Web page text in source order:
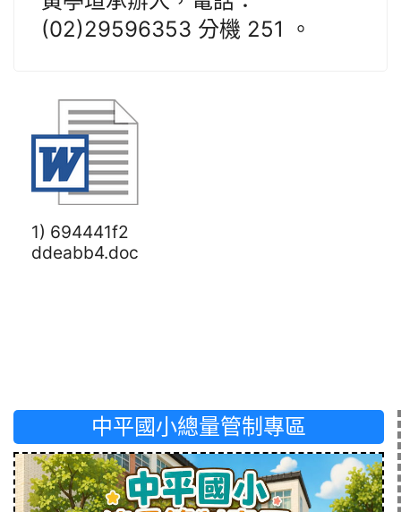
(02)29596353 分機 251 。
1) 694441f2
ddeabb4.doc
中平國小總量管制專區